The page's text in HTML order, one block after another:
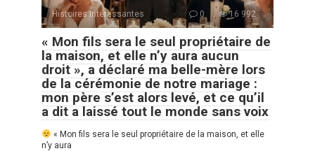
Histoires Intéressantes 0 16 992
« Mon fils sera le seul propriétaire de
la maison, et elle n’y aura aucun
droit », a déclaré ma belle-mère lors
de la cérémonie de notre mariage :
mon père s’est alors levé, et ce qu’il
a dit a laissé tout le monde sans voix
« Mon fils sera le seul propriétaire de la maison, et elle
n’y aura